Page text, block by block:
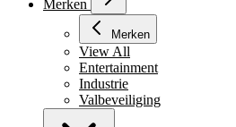
Merken
Merken
View All
Entertainment
Industrie
Valbeveiliging